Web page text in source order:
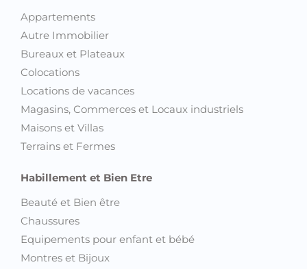
Appartements
Autre Immobilier
Bureaux et Plateaux
Colocations
Locations de vacances
Magasins, Commerces et Locaux industriels
Maisons et Villas
Terrains et Fermes
Habillement et Bien Etre
Beauté et Bien être
Chaussures
Equipements pour enfant et bébé
Montres et Bijoux